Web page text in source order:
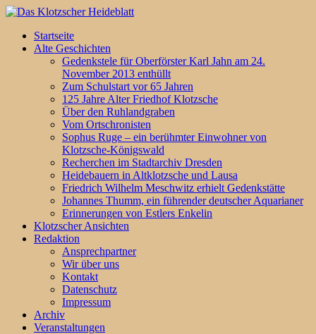
Startseite
Alte Geschichten
Gedenkstele für Oberförster Karl Jahn am 24.
November 2013 enthüllt
Zum Schulstart vor 65 Jahren
125 Jahre Alter Friedhof Klotzsche
Über den Ruhlandgraben
Vom Ortschronisten
Sophus Ruge – ein berühmter Einwohner von
Klotzsche-Königswald
Recherchen im Stadtarchiv Dresden
Heidebauern in Altklotzsche und Lausa
Friedrich Wilhelm Meschwitz erhielt Gedenkstätte
Johannes Thumm, ein führender deutscher Aquarianer
Erinnerungen von Estlers Enkelin
Klotzscher Ansichten
Redaktion
Ansprechpartner
Wir über uns
Kontakt
Datenschutz
Impressum
Archiv
Veranstaltungen